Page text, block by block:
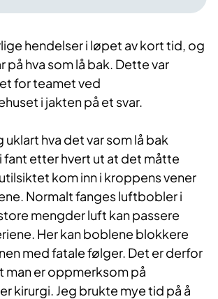
hendelser i løpet av kort tid, og
på hva som lå bak. Dette var
for teamet ved
i jakten på et svar.
uklart hva det var som lå bak
fant etter hvert ut at det måtte
kom inn i kroppens vener
Normalt fanges luftbobler i
mengder luft kan passere
Her kan boblene blokkere
med fatale følger. Det er derfor
man er oppmerksom på
kirurgi. Jeg brukte mye tid på å